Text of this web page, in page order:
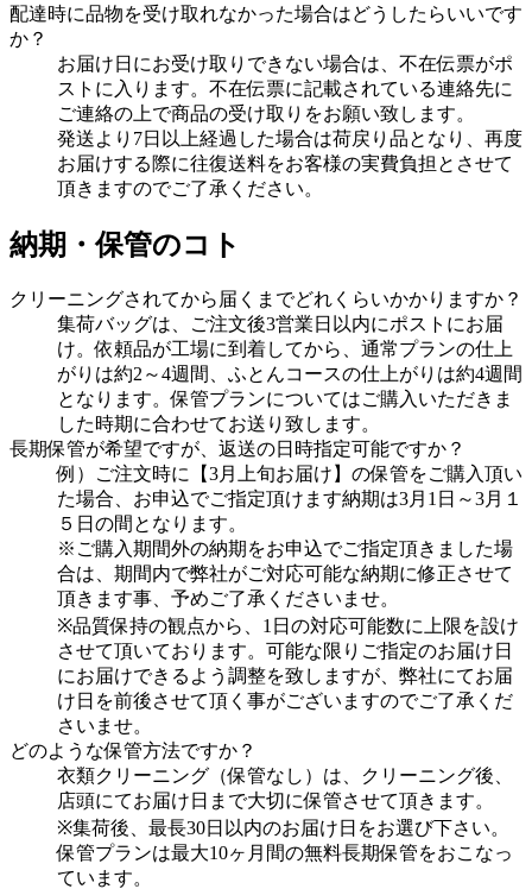
配達時に品物を受け取れなかった場合はどうしたらいいです
か？
お届け日にお受け取りできない場合は、不在伝票がポ
ストに入ります。不在伝票に記載されている連絡先に
ご連絡の上で商品の受け取りをお願い致します。
発送より7日以上経過した場合は荷戻り品となり、再度
お届けする際に往復送料をお客様の実費負担とさせて
頂きますのでご了承ください。
納期・保管のコト
クリーニングされてから届くまでどれくらいかかりますか？
集荷バッグは、ご注文後3営業日以内にポストにお届
け。依頼品が工場に到着してから、通常プランの仕上
がりは約2～4週間、ふとんコースの仕上がりは約4週間
となります。保管プランについてはご購入いただきま
した時期に合わせてお送り致します。
長期保管が希望ですが、返送の日時指定可能ですか？
例）ご注文時に【3月上旬お届け】の保管をご購入頂い
た場合、お申込でご指定頂けます納期は3月1日～3月１
５日の間となります。
※ご購入期間外の納期をお申込でご指定頂きました場
合は、期間内で弊社がご対応可能な納期に修正させて
頂きます事、予めご了承くださいませ。
※品質保持の観点から、1日の対応可能数に上限を設け
させて頂いております。可能な限りご指定のお届け日
にお届けできるよう調整を致しますが、弊社にてお届
け日を前後させて頂く事がございますのでご了承くだ
さいませ。
どのような保管方法ですか？
衣類クリーニング（保管なし）は、クリーニング後、
店頭にてお届け日まで大切に保管させて頂きます。
※集荷後、最長30日以内のお届け日をお選び下さい。
保管プランは最大10ヶ月間の無料長期保管をおこなっ
ています。